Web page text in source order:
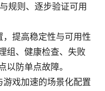
规则、逐步验证可用
提高稳定性与可用性
组、健康检查、失败
以防单点故障。
戏加速的场景化配置